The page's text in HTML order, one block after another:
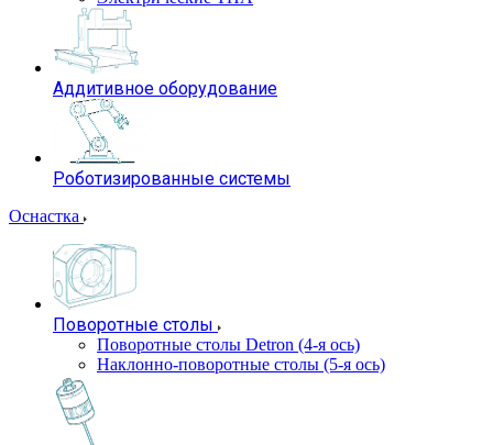
Аддитивное оборудование
Роботизированные системы
Оснастка
Поворотные столы
Поворотные столы Detron (4-я ось)
Наклонно-поворотные столы (5-я ось)